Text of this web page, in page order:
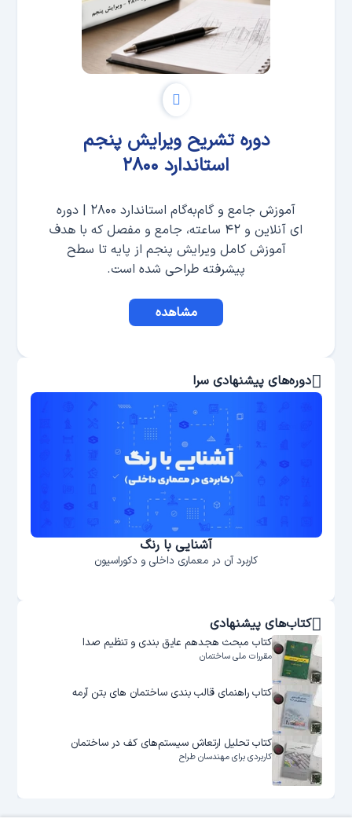
دوره تشریح ویرایش پنجم
استاندارد ۲۸۰۰
آموزش جامع و گام‌به‌گام استاندارد ۲۸۰۰ | دوره
ای آنلاین و ۴۲ ساعته، جامع و مفصل که با هدف
آموزش کامل ویرایش پنجم از پایه تا سطح
پیشرفته طراحی شده است.
مشاهده
دوره‌های پیشنهادی سرا
آشنایی با رنگ
کاربرد آن در معماری داخلی و دکوراسیون
کتاب‌های پیشنهادی
کتاب مبحث هجدهم عایق بندی و تنظیم صدا
مقررات ملی ساختمان
کتاب راهنمای قالب بندی ساختمان های بتن آرمه
کتاب تحلیل ارتعاش سیستم‌های کف در ساختمان
کاربردی برای مهندسان طراح